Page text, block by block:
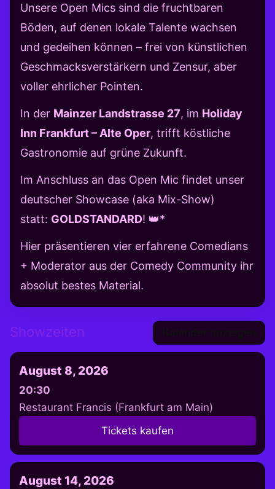
Unsere Open Mics sind die fruchtbaren
Böden, auf denen lokale Talente wachsen
und gedeihen können – frei von künstlichen
Geschmacksverstärkern und Zensur, aber
voller ehrlicher Pointen.
In der Mainzer Landstrasse 27, im Holiday
Inn Frankfurt – Alte Oper, trifft köstliche
Gastronomie auf grüne Zukunft.
Im Anschluss an das Open Mic findet unser
deutscher Showcase (aka Mix-Show)
statt: GOLDSTANDARD! 👑*
Hier präsentieren vier erfahrene Comedians
+ Moderator aus der Comedy Community ihr
absolut bestes Material.
Showzeiten
August 8, 2026
20:30
Restaurant Francis (Frankfurt am Main)
Tickets kaufen
August 14, 2026